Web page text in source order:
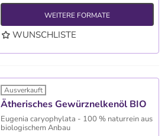
WEITERE FORMATE
WUNSCHLISTE
Ausverkauft
Ätherisches Gewürznelkenöl BIO
Eugenia caryophylata - 100 % naturrein aus
biologischem Anbau